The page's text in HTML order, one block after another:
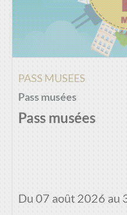
PASS MUSEES
Pass musées
Pass musées
Du 07 août 2026 au